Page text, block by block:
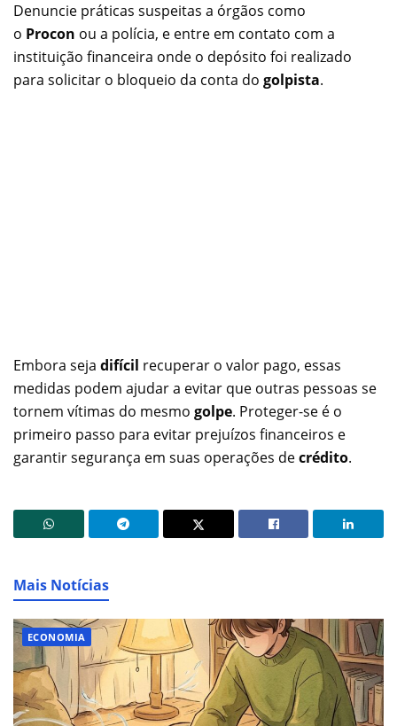
Denuncie práticas suspeitas a órgãos como
o Procon ou a polícia, e entre em contato com a
instituição financeira onde o depósito foi realizado
para solicitar o bloqueio da conta do golpista.
Embora seja difícil recuperar o valor pago, essas
medidas podem ajudar a evitar que outras pessoas se
tornem vítimas do mesmo golpe. Proteger-se é o
primeiro passo para evitar prejuízos financeiros e
garantir segurança em suas operações decrédito.
Mais Notícias
ECONOMIA